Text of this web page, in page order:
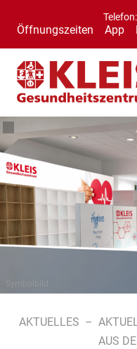
Telefon:
Öffnungszeiten App
AKTUELLES –
AUS